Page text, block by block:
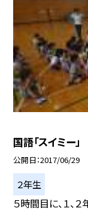
国語「スイミー」
公開日 2017/06/29
２年生
５時間目に、１、